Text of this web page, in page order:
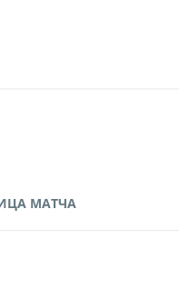
МАТЧА